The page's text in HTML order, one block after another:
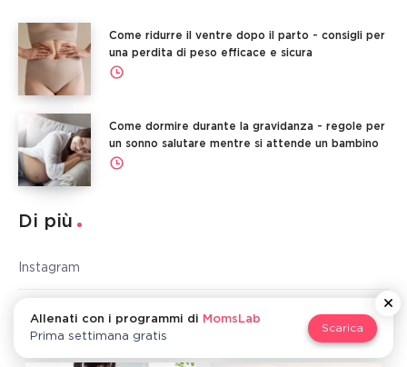
Come ridurre il ventre dopo il parto - consigli per
una perdita di peso efficace e sicura
Come dormire durante la gravidanza - regole per
un sonno salutare mentre si attende un bambino
Di più
Instagram
Allenati con i programmi di
MomsLab
Prima settimana gratis
Scarica